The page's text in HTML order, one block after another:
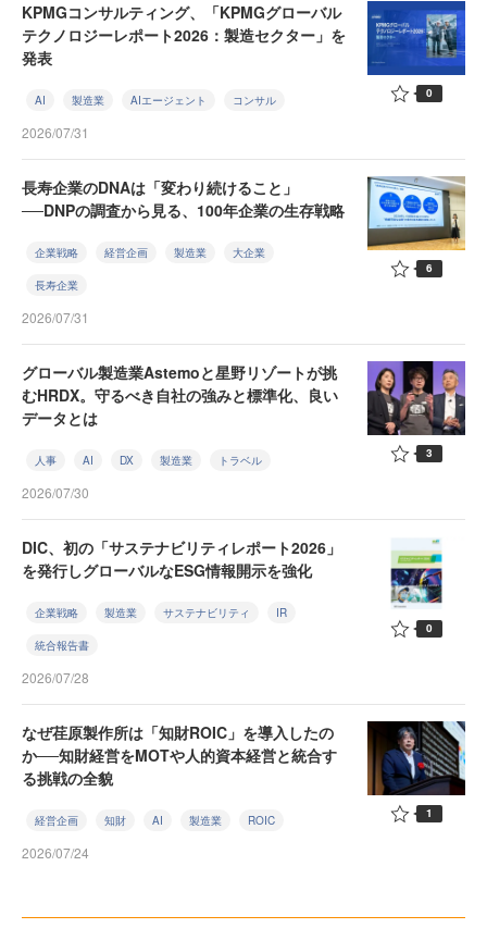
KPMGコンサルティング、「KPMGグローバル
テクノロジーレポート2026：製造セクター」を
発表
AI 製造業 AIエージェント コンサル
2026/07/31
0
長寿企業のDNAは「変わり続けること」
──DNPの調査から見る、100年企業の生存戦略
企業戦略 経営企画 製造業 大企業
長寿企業
2026/07/31
6
グローバル製造業Astemoと星野リゾートが挑
むHRDX。守るべき自社の強みと標準化、良い
データとは
人事 AI DX 製造業 トラベル
2026/07/30
3
DIC、初の「サステナビリティレポート2026」
を発行しグローバルなESG情報開示を強化
企業戦略 製造業 サステナビリティ IR
統合報告書
2026/07/28
0
なぜ荏原製作所は「知財ROIC」を導入したの
か──知財経営をMOTや人的資本経営と統合す
る挑戦の全貌
経営企画 知財 AI 製造業 ROIC
2026/07/24
1